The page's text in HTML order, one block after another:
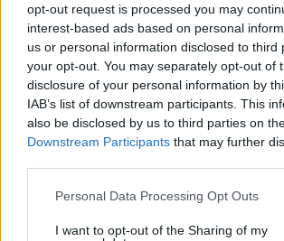
opt-out request is processed you may
interest-based ads based on personal
us or personal information disclosed to third
your opt-out. You may separately opt-out of
disclosure of your personal information by
IAB’s list of downstream participants. This
also be disclosed by us to third parties on
Downstream Participants that may further
Please note that this website/app uses one
not limited to your visit or usage behaviour.
Personal Data Processing Opt Outs
I want to opt-out of the Sharing of my
Ανδρουλάκης: Όσο η κυβέρνηση παραμένει
κοινωνικές ανισότητες θα διευρύνονται
19.02.2022, 17:33
ΣΧΟΛΙΑ (4)